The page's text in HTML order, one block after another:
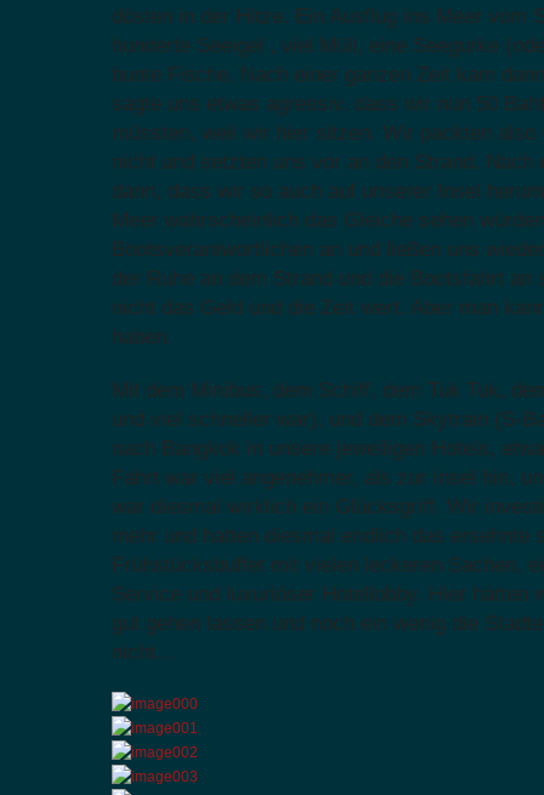
dösten in der Hitze. Ein Ausflug ins Meer vom
hunderte Seeigel , viel Müll, eine Seegurke
bunte Fische. Nach einer ganzen Zeit kam
sagte uns etwas agressiv, dass wir nun 50
müssten, weil wir hier sitzen. Wir packten also
nicht und setzten uns vor an den Strand. Nach
dann, dass wir so auch auf unserer Insel
Meer wahrscheinlich das Gleiche sehen
Bootsverantwortlichen an und ließen uns
der Ruhe an dem Strand und die Bootsfahrt an
nicht das Geld und die Zeit wert. Aber man
haben.
Mit dem Minibus, dem Schiff, dem Tuk Tuk,
und viel schneller war), und dem Skytrain (S-
nach Bangkok in unsere jeweiligen Hotels,
Fahrt war viel angenehmer, als zur Insel hin,
war diesmal wirklich ein Glücksgriff. Wir
mehr und hatten diesmal endlich das ersehnte
Frühstücksbuffet mit vielen leckeren Sachen,
Service und luxuriöser Hotellobby. Hier hätten
gut gehen lassen und noch ein wenig die
nicht…